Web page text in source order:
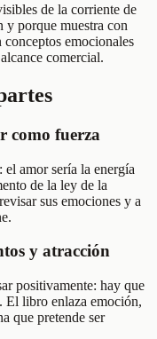
de la corriente de
y porque muestra con
emocionales
comercial.
como fuerza
amor sería la energía
de la ley de la
sus emociones y a
y atracción
positivamente: hay que
El libro enlaza emoción,
que pretende ser